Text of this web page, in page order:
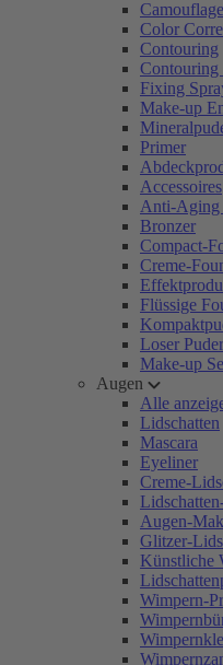
Color
Contouring
Contouring
Fixing
Make-up
Primer
Accessoires
Anti-Aging
Bronzer
Compact-
Creme-
Flüssige
Loser Puder
Make-up
Augen
Alle
Lidschatten
Mascara
Eyeliner
Creme-
Augen-
Glitzer-
Künstliche
Wimpern-